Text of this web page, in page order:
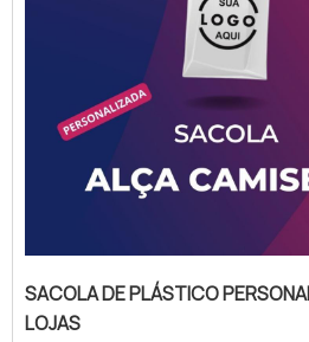
SACOLA DE PLÁSTICO
LOJAS